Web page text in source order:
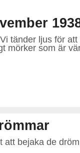
tänder ljus för
mörker som är
att bejaka de